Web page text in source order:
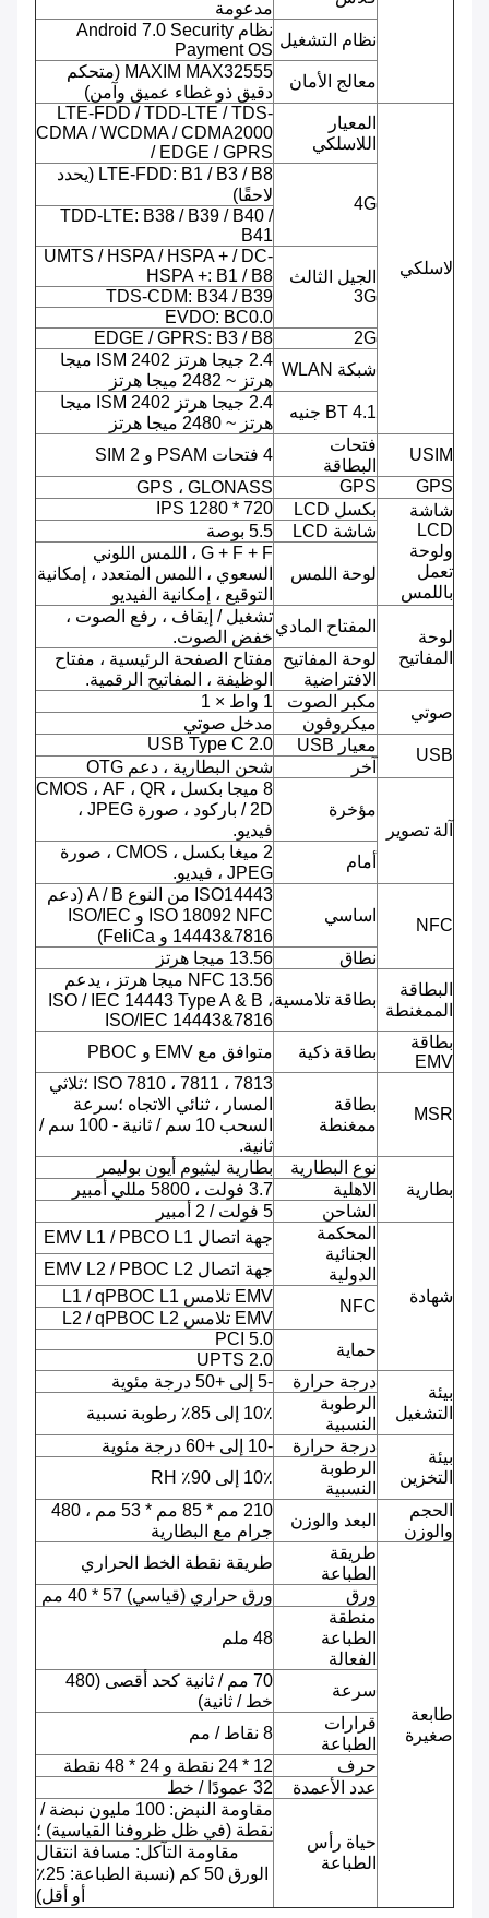
مدعومة
نظام التشغيل
نظام Android 7.0 Security
Payment OS
معالج الأمان
MAXIM MAX32555 (متحكم
دقيق ذو غطاء عميق وآمن)
لاسلكي
المعيار
اللاسلكي
LTE-FDD / TDD-LTE / TDS-
CDMA / WCDMA / CDMA2000
/ EDGE / GPRS
4G
LTE-FDD: B1 / B3 / B8 (يحدد
لاحقًا)
TDD-LTE: B38 / B39 / B40 /
B41
الجيل الثالث
3G
UMTS / HSPA / HSPA + / DC-
HSPA +: B1 / B8
TDS-CDM: B34 / B39
EVDO: BC0.0
2G
EDGE / GPRS: B3 / B8
شبكة WLAN
2.4 جيجا هرتز ISM 2402 ميجا
هرتز ~ 2482 ميجا هرتز
BT 4.1 جنيه
2.4 جيجا هرتز ISM 2402 ميجا
هرتز ~ 2480 ميجا هرتز
USIM
فتحات
البطاقة
4 فتحات PSAM و 2 SIM
GPS
GPS
GPS ، GLONASS
شاشة
LCD
ولوحة
تعمل
باللمس
بكسل LCD
720 * 1280 IPS
شاشة LCD
5.5 بوصة
لوحة اللمس
G + F + F ، اللمس اللوني
السعوي ، اللمس المتعدد ، إمكانية
التوقيع ، إمكانية الفيديو
لوحة
المفاتيح
المفتاح المادي
تشغيل / إيقاف ، رفع الصوت ،
خفض الصوت.
لوحة المفاتيح
الافتراضية
مفتاح الصفحة الرئيسية ، مفتاح
الوظيفة ، المفاتيح الرقمية.
صوتي
مكبر الصوت
1 واط × 1
ميكروفون
مدخل صوتي
USB
معيار USB
USB Type C 2.0
آخر
شحن البطارية ، دعم OTG
آلة تصوير
مؤخرة
8 ميجا بكسل ، CMOS ، AF ، QR
/ 2D باركود ، صورة JPEG ،
فيديو.
أمام
2 ميغا بكسل ، CMOS ، صورة
JPEG ، فيديو.
NFC
اساسي
ISO14443 من النوع A / B (دعم
ISO 18092 NFC و ISO/IEC
14443&7816 و FeliCa)
نطاق
13.56 ميجا هرتز
البطاقة
الممغنطة
بطاقة تلامسية
NFC 13.56 ميجا هرتز ، يدعم
ISO / IEC 14443 Type A & B ،
ISO/IEC 14443&7816
بطاقة
EMV
بطاقة ذكية متوافق مع EMV و PBOC
MSR
بطاقة
ممغنطة
ISO 7810 ، 7811 ، 7813 ؛ثلاثي
المسار ، ثنائي الاتجاه ؛سرعة
السحب 10 سم / ثانية - 100 سم /
ثانية.
بطارية
نوع البطارية
بطارية ليثيوم أيون بوليمر
الاهلية
3.7 فولت ، 5800 مللي أمبير
الشاحن
5 فولت / 2 أمبير
شهادة
المحكمة
الجنائية
الدولية
جهة اتصال EMV L1 / PBCO L1
جهة اتصال EMV L2 / PBOC L2
NFC
EMV تلامس L1 / qPBOC L1
EMV تلامس L2 / qPBOC L2
حماية
PCI 5.0
UPTS 2.0
بيئة
التشغيل
درجة حرارة
-5 إلى +50 درجة مئوية
الرطوبة
النسبية
10٪ إلى 85٪ رطوبة نسبية
بيئة
التخزين
درجة حرارة
-10 إلى +60 درجة مئوية
الرطوبة
النسبية
10٪ إلى 90٪ RH
الحجم
والوزن
البعد والوزن
210 مم * 85 مم * 53 مم ، 480
جرام مع البطارية
طابعة
صغيرة
طريقة
الطباعة
طريقة نقطة الخط الحراري
ورق
ورق حراري (قياسي) 57 * 40 مم
منطقة
الطباعة
الفعالة
48 ملم
سرعة
70 مم / ثانية كحد أقصى (480
خط / ثانية)
قرارات
الطباعة
8 نقاط / مم
حرف
12 * 24 نقطة و 24 * 48 نقطة
عدد الأعمدة
32 عمودًا / خط
حياة رأس
الطباعة
مقاومة النبض: 100 مليون نبضة /
نقطة (في ظل ظروفنا القياسية) ؛
مقاومة التآكل: مسافة انتقال
الورق 50 كم (نسبة الطباعة: 25٪
أو أقل)